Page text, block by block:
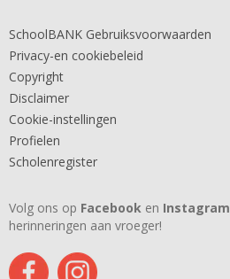
SchoolBANK Gebruiksvoorwaarden
Privacy-en cookiebeleid
Copyright
Disclaimer
Cookie-instellingen
Profielen
Scholenregister
Volg ons op Facebook en Instagram
herinneringen aan vroeger!